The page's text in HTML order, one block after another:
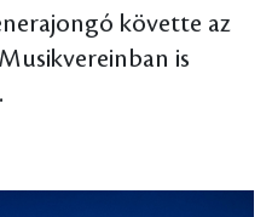
követte az
is